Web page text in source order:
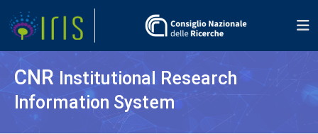
CNR Institutional Research
Information System